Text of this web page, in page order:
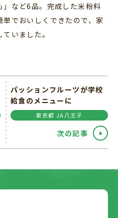
」など6品。完成した米粉料
でおいしくできたので、家
いました。
パッションフルーツが学校
給食のメニューに
東京都 JA八王子
次の記事